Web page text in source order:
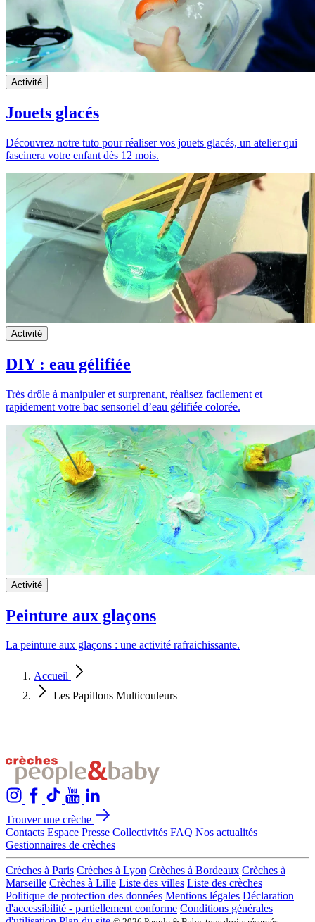
Activité
Jouets glacés
Découvrez notre tuto pour réaliser vos jouets glacés, un atelier qui
fascinera votre enfant dès 12 mois.
Activité
DIY : eau gélifiée
Très drôle à manipuler et surprenant, réalisez facilement et
rapidement votre bac sensoriel d’eau gélifiée colorée.
Activité
Peinture aux glaçons
La peinture aux glaçons : une activité rafraichissante.
Accueil
Les Papillons Multicouleurs
Trouver une crèche
Contacts Espace Presse Collectivités FAQ Nos actualités
Gestionnaires de crèches
Crèches à Paris Crèches à Lyon Crèches à Bordeaux Crèches à
Marseille Crèches à Lille Liste des villes Liste des crèches
Politique de protection des données Mentions légales Déclaration
d'accessibilité - partiellement conforme Conditions générales